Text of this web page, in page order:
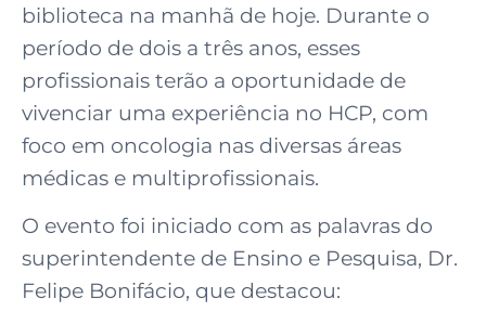
biblioteca na manhã de hoje. Durante o
período de dois a três anos, esses
profissionais terão a oportunidade de
vivenciar uma experiência no HCP, com
foco em oncologia nas diversas áreas
médicas e multiprofissionais.
O evento foi iniciado com as palavras do
superintendente de Ensino e Pesquisa, Dr.
Felipe Bonifácio, que destacou: